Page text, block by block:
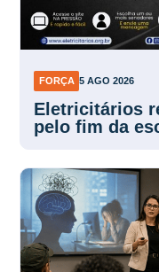
FORÇA 5 AGO 2026
Eletricitários
pelo fim da